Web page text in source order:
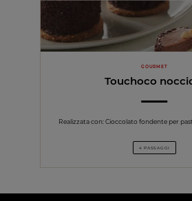
GOURMET
Touchoco
Realizzata con: Cioccolato fondente per
4 PASSAGGI